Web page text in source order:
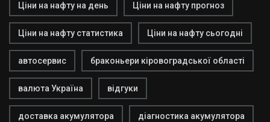
Ціни на нафту на день Ціни на нафту прогноз
Ціни на нафту статистика Ціни на нафту сьогодні
автосервис браконьери кіровоградської області
валюта Україна відгуки
доставка акумулятора діагностика акумулятора